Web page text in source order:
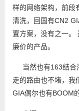
样的网络架构，前段
清洗，回国有CN2
置方案，没有之一。
廉价的产品。
当然也有163结
走的路由也不堵，我
GIA偶尔也有BOOM